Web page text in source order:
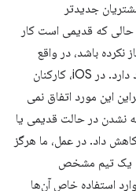
جدیدتر
حالی که قدیمی است کار
نکرده باشد، در واقع
امکان وجود مشتریان قدیمی در طبیعت وجود دارد. در iOS، کارکنان
این مورد اتفاق نمی
نشدن در حالت قدیمی یا
داد. در عمل، ما هرگز
یک تیم مشخص
استفاده خاص آن‌ها